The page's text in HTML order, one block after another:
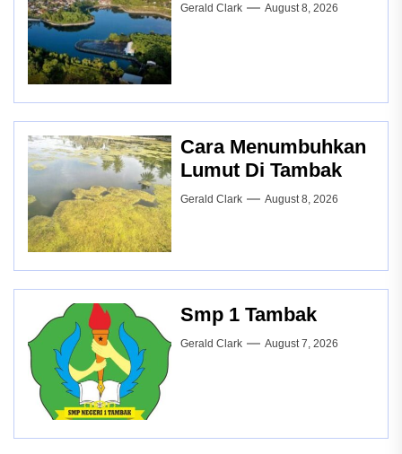
Gerald Clark August 8, 2026
Cara Menumbuhkan
Lumut Di Tambak
Gerald Clark August 8, 2026
Smp 1 Tambak
Gerald Clark August 7, 2026